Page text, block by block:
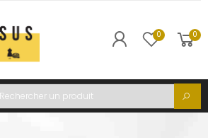
0 0
menu